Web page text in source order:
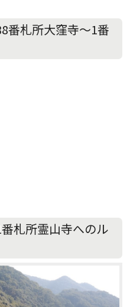
札所大窪寺～1番
札所霊山寺へのル